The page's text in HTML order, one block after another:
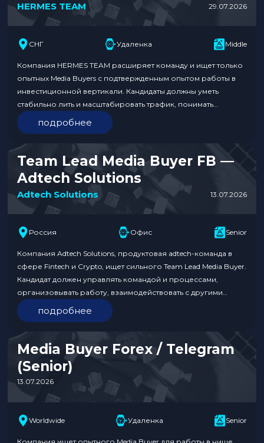
HERMES TEAM 29.07.2026
СНГ Удаленка Middle
Компания HERMES TEAM расширяет команду и ищет только
опытных Media Buyers с подтвержденным опытом работы в
инвестиционной вертикали. Кандидаты должны уметь
стабильно лить и масштабировать трафик, понимать
специфику инвестиционных офферов и иметь успешный
опыт работы с СНГ и Африка GEO. Команда предлагает
высокий фиксированный оклад, прозрачную систему роста
и развития, конкурентный процент от результата и…
подробнее
Team Lead Media Buyer FB —
Adtech Solutions
Adtech Solutions 13.07.2026
Россия Офис Senior
Компания Adtech Solutions, продуктовая adtech-команда в
сфере Fintech и Crypto, ищет сильного Team Lead Media Buyer.
Кандидат должен управлять командой и процессами,
организовывать работу, взаимодействовать с другими
отделами и заниматься аналитикой рекламных кампаний.
Важно иметь опыт работы на аналогичной позиции от 1 года,
а также экспертизу в вертикали Crypto. Формат работы —
офис в Нижнем…
подробнее
Media Buyer Forex / Telegram
(Senior)
13.07.2026
Worldwide Удаленка Senior